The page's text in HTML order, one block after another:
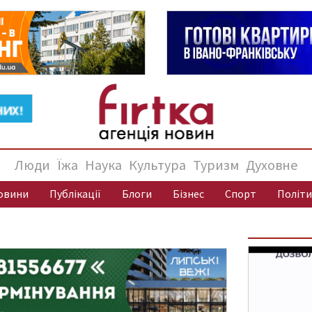
Люди Їжа Наука Культура Туризм Духовне
Публікації Блоги Бізнес Спорт